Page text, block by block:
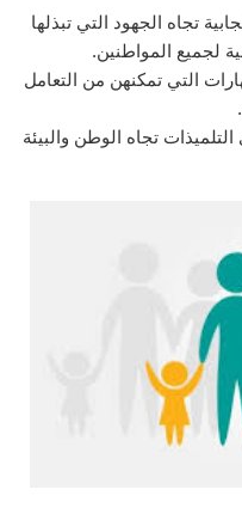
تجاه الجهود التي تبذلها
لجميع المواطنين.
التي تمكنهن من التعامل
تجاه الوطن والبيئة